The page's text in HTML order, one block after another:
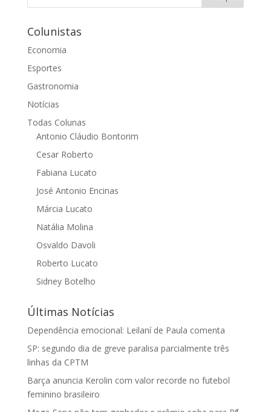
Colunistas
Economia
Esportes
Gastronomia
Notícias
Todas Colunas
Antonio Cláudio Bontorim
Cesar Roberto
Fabiana Lucato
José Antonio Encinas
Márcia Lucato
Natália Molina
Osvaldo Davoli
Roberto Lucato
Sidney Botelho
Últimas Notícias
Dependência emocional: Leilaní de Paula comenta
SP: segundo dia de greve paralisa parcialmente três
linhas da CPTM
Barça anuncia Kerolin com valor recorde no futebol
feminino brasileiro